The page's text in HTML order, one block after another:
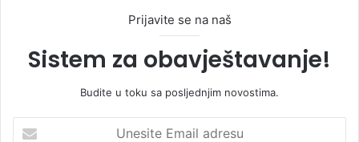
Prijavite se na naš
Sistem za obavještavanje!
Budite u toku sa posljednjim novostima.